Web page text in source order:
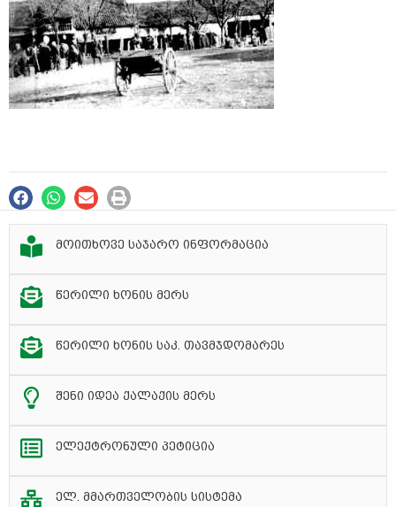
მოითხოვე საჯარო ინფორმაცია
წერილი ხონის მერს
წერილი ხონის საკ. თავმჯდომარეს
შენი იდეა ქალაქის მერს
ელექტრონული პეტიცია
ელ. მმართველობის სისტემა